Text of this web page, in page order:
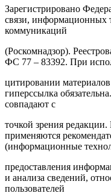
Зарегистрировано
связи, информационных
коммуникаций
(Роскомнадзор).
ФС 77 – 83392. При
цитировании
гиперссылка
совпадают с
точкой зрения
применяются
(информационные
предоставления
и анализа сведений,
пользователей